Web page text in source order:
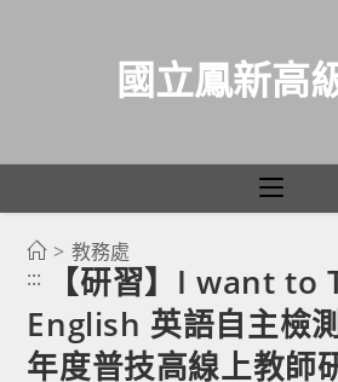
國立鳳新高
> 教務處
:::
【研習】I want to
English 英語自主檢
年度普技高線上教師